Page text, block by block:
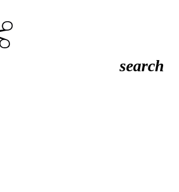
search